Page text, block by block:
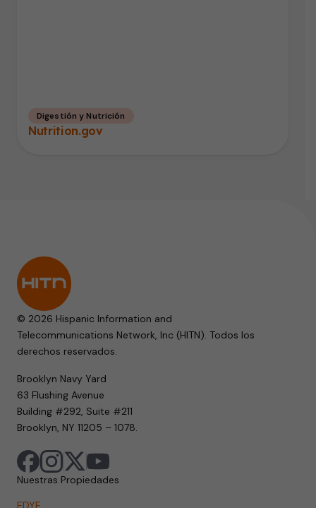
Digestión y Nutrición
Nutrition.gov
© 2026 Hispanic Information and
Telecommunications Network, Inc (HITN). Todos los
derechos reservados.
Brooklyn Navy Yard
63 Flushing Avenue
Building #292, Suite #211
Brooklyn, NY 11205 – 1078.
Nuestras Propiedades
EDYE